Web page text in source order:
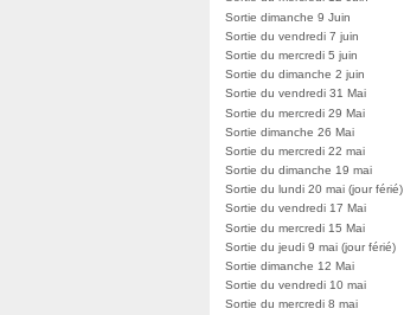
Sortie dimanche 9 Juin
Sortie du vendredi 7 juin
Sortie du mercredi 5 juin
Sortie du dimanche 2 juin
Sortie du vendredi 31 Mai
Sortie du mercredi 29 Mai
Sortie dimanche 26 Mai
Sortie du mercredi 22 mai
Sortie du dimanche 19 mai
Sortie du lundi 20 mai (jour férié)
Sortie du vendredi 17 Mai
Sortie du mercredi 15 Mai
Sortie du jeudi 9 mai (jour férié)
Sortie dimanche 12 Mai
Sortie du vendredi 10 mai
Sortie du mercredi 8 mai